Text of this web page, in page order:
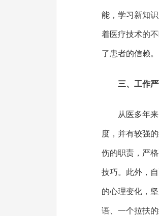
能，学习新知
着医疗技术的
了患者的信赖。
三、工作
从医多年
度，并有较强
伤的职责，严
技巧。此外，
的心理变化，
语、一个拉扶